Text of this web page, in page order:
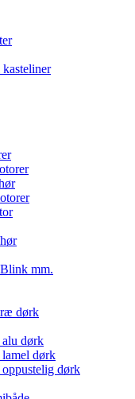
mm.
dørk
alu dørk
dørk
dørk